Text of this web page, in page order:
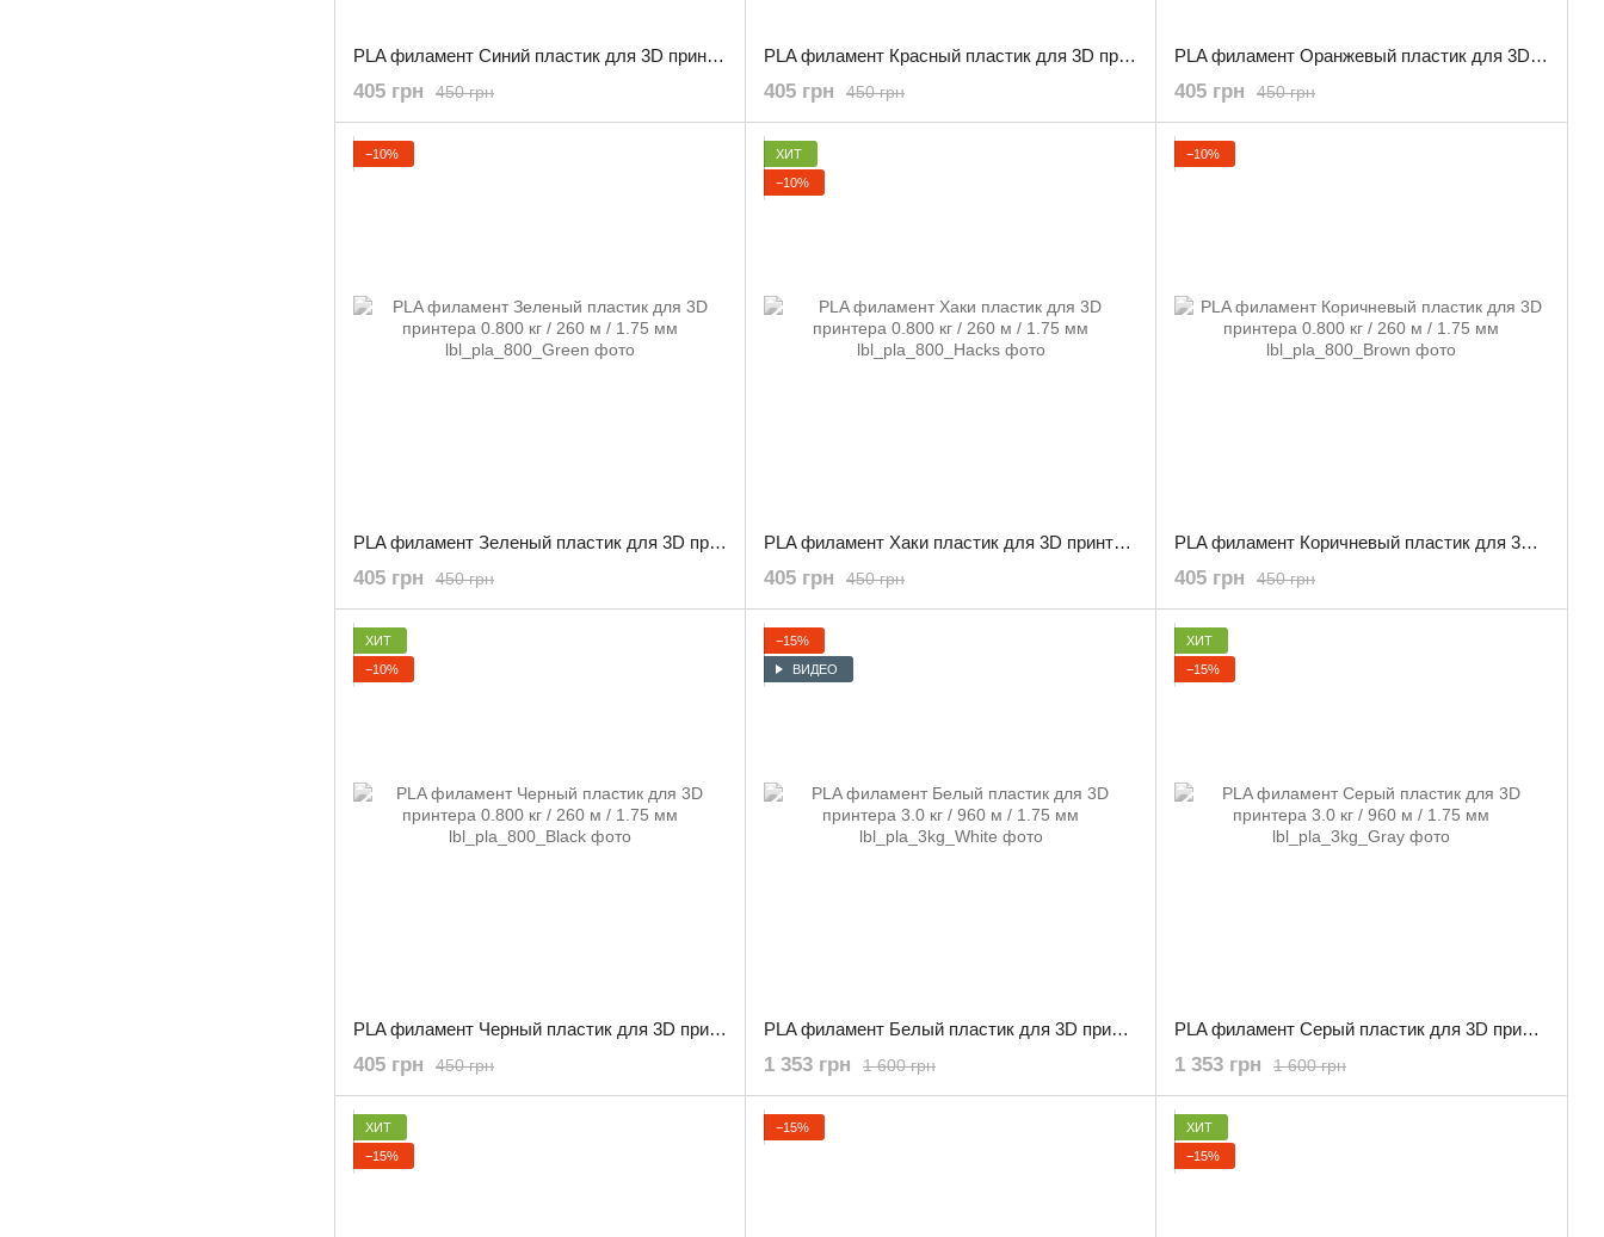
PLA филамент Синий пластик для 3D принтера / 0.800 кг / 260 м / 1.75 мм
450 грн
405 грн
PLA филамент Красный пластик для 3D принтера 0.800 кг / 260 м / 1.75 мм
450 грн
405 грн
PLA филамент Оранжевый пластик для 3D принтера 0.800 кг / 260 м / 1.75 мм
450 грн
405 грн
−10%
PLA филамент Зеленый пластик для 3D принтера 0.800 кг / 260 м / 1.75 мм
450 грн
405 грн
ХИТ
−10%
PLA филамент Хаки пластик для 3D принтера 0.800 кг / 260 м / 1.75 мм
450 грн
405 грн
−10%
PLA филамент Коричневый пластик для 3D принтера 0.800 кг / 260 м / 1.75 мм
450 грн
405 грн
ХИТ
−10%
PLA филамент Черный пластик для 3D принтера 0.800 кг / 260 м / 1.75 мм
450 грн
405 грн
−15%
ВИДЕО
PLA филамент Белый пластик для 3D принтера 3.0 кг / 960 м / 1.75 мм
1 600 грн
1 353 грн
ХИТ
−15%
PLA филамент Серый пластик для 3D принтера 3.0 кг / 960 м / 1.75 мм
1 600 грн
1 353 грн
ХИТ
−15%
−15%
ХИТ
−15%